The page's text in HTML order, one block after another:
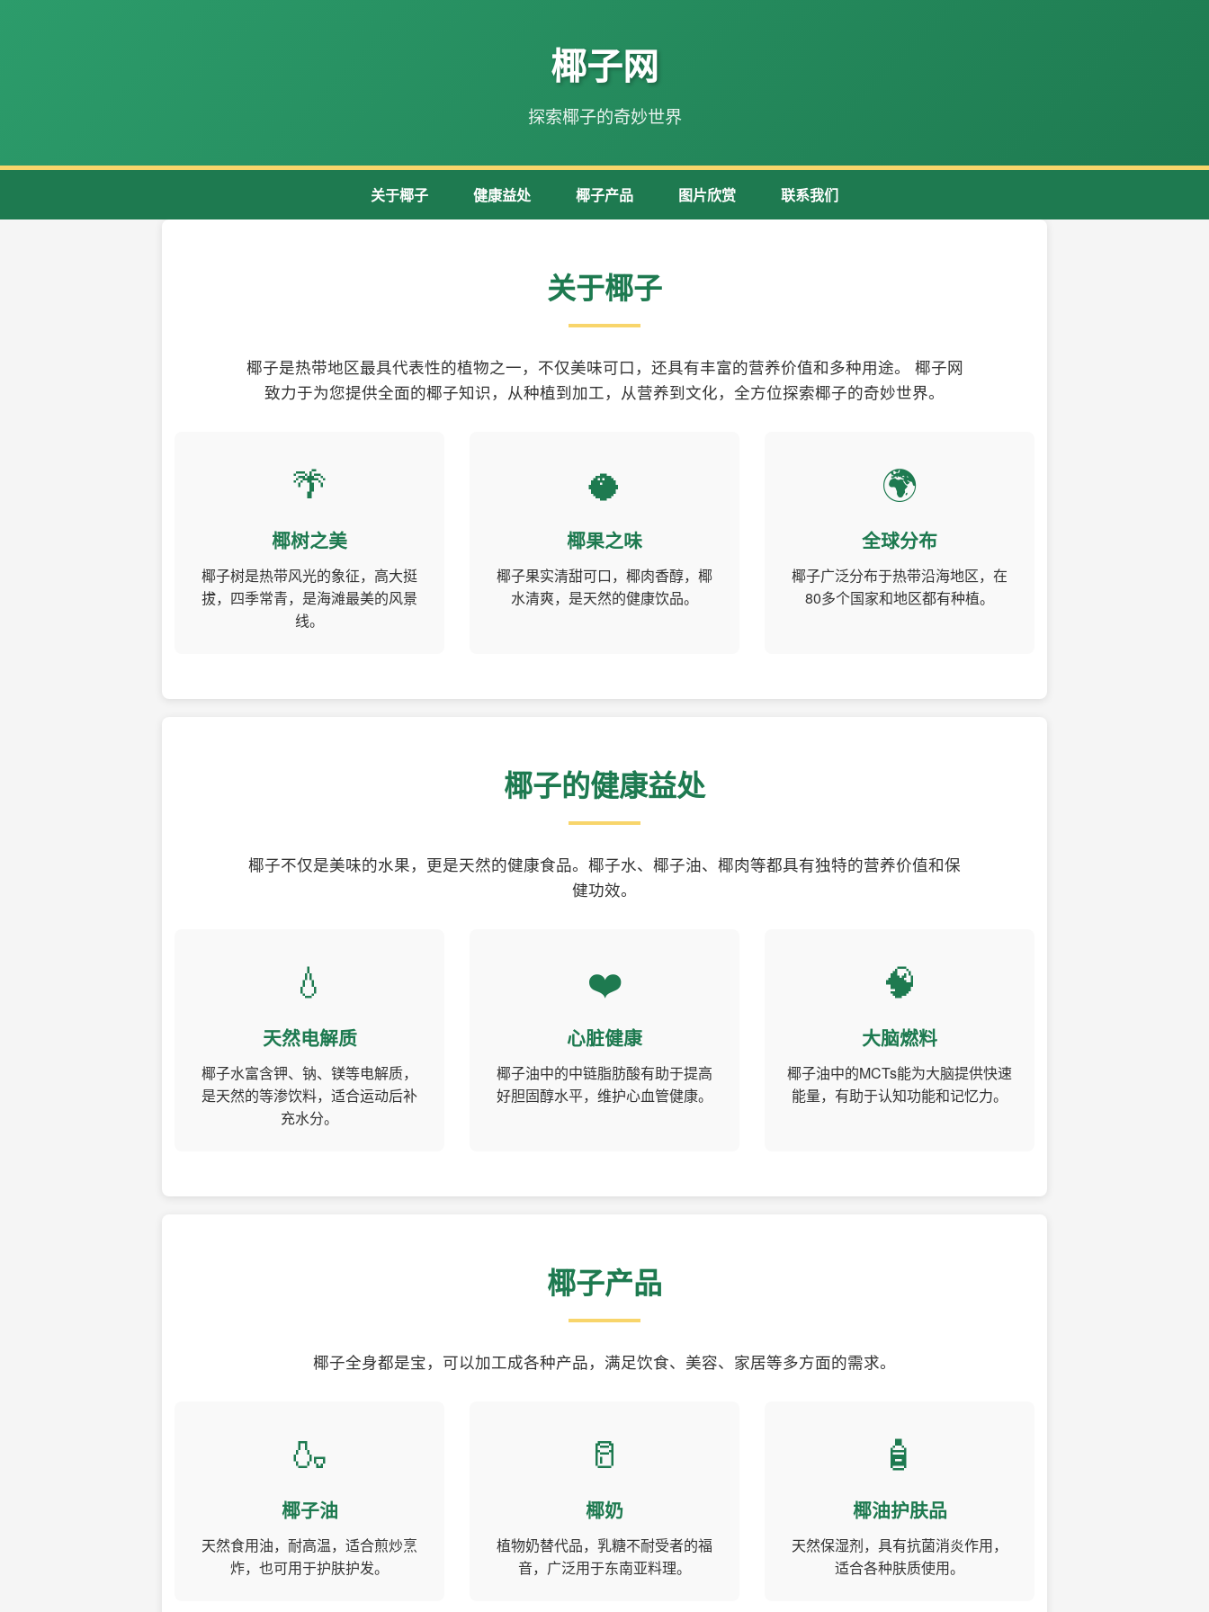
椰子网
探索椰子的奇妙世界
关于椰子 健康益处 椰子产品 图片欣赏 联系我们
关于椰子
椰子是热带地区最具代表性的植物之一，不仅美味可口，还具有丰富的营养价值和多种用途。 椰子网
致力于为您提供全面的椰子知识，从种植到加工，从营养到文化，全方位探索椰子的奇妙世界。
🌴
椰树之美
椰子树是热带风光的象征，高大挺
拔，四季常青，是海滩最美的风景
线。
🥥
椰果之味
椰子果实清甜可口，椰肉香醇，椰
水清爽，是天然的健康饮品。
🌍
全球分布
椰子广泛分布于热带沿海地区，在
80多个国家和地区都有种植。
椰子的健康益处
椰子不仅是美味的水果，更是天然的健康食品。椰子水、椰子油、椰肉等都具有独特的营养价值和保
健功效。
💧
天然电解质
椰子水富含钾、钠、镁等电解质，
是天然的等渗饮料，适合运动后补
充水分。
❤️
心脏健康
椰子油中的中链脂肪酸有助于提高
好胆固醇水平，维护心血管健康。
🧠
大脑燃料
椰子油中的MCTs能为大脑提供快速
能量，有助于认知功能和记忆力。
椰子产品
椰子全身都是宝，可以加工成各种产品，满足饮食、美容、家居等多方面的需求。
🍶
椰子油
天然食用油，耐高温，适合煎炒烹
炸，也可用于护肤护发。
🥛
椰奶
植物奶替代品，乳糖不耐受者的福
音，广泛用于东南亚料理。
🧴
椰油护肤品
天然保湿剂，具有抗菌消炎作用，
适合各种肤质使用。